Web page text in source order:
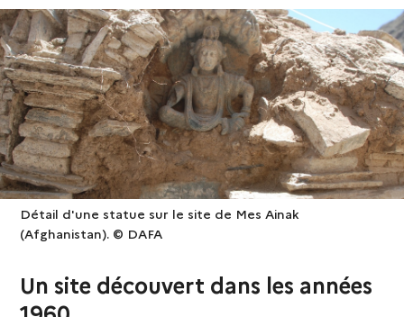
Détail d'une statue sur le site de Mes Ainak
(Afghanistan). © DAFA
Un site découvert dans les années